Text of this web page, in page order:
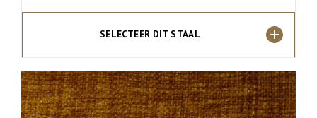
SELECTEER DIT STAAL